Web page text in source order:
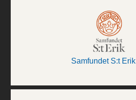
Samfundet S:t Erik